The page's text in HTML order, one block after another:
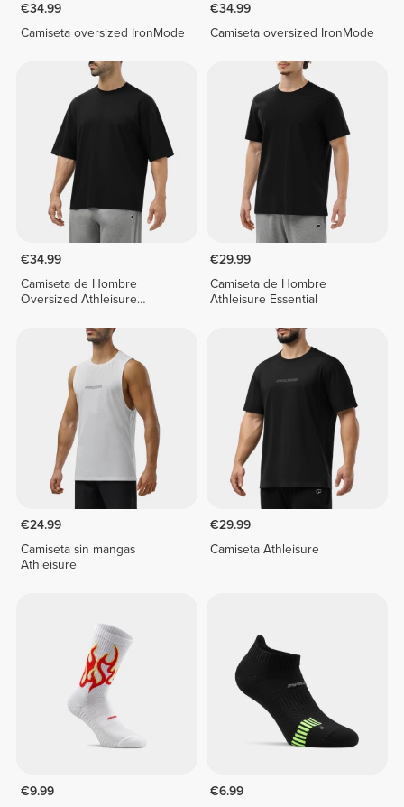
€34.99
Camiseta oversized IronMode
€34.99
Camiseta oversized IronMode
€34.99
Camiseta de Hombre
Oversized Athleisure
€29.99
Camiseta de Hombre
Athleisure Essential
€24.99
Camiseta sin mangas
Athleisure
€29.99
Camiseta Athleisure
€9.99
€6.99